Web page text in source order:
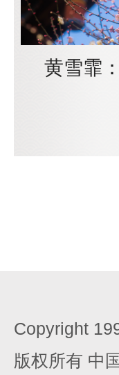
黄雪霏
Copyright
版权所有 中